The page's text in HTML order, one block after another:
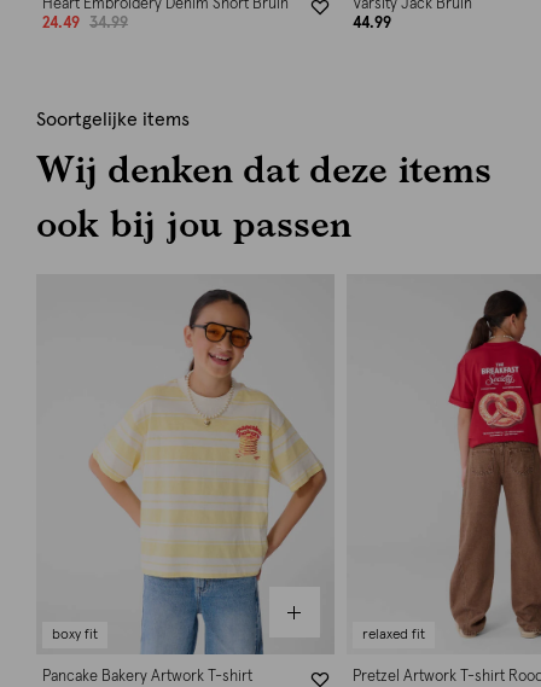
Heart Embroidery Denim Short Bruin
24.49
34.99
Varsity Jack Bruin
44.99
Soortgelijke items
Wij denken dat deze items
ook bij jou passen
boxy fit
Pancake Bakery Artwork T-shirt
relaxed fit
Pretzel Artwork T-shirt